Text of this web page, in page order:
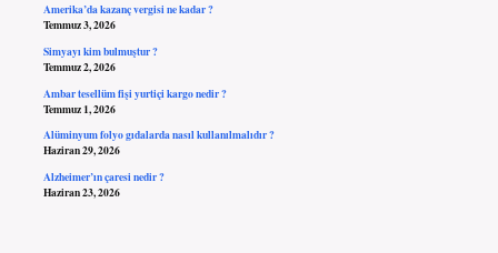
Amerika’da kazanç vergisi ne kadar ?
Temmuz 3, 2026
Simyayı kim bulmuştur ?
Temmuz 2, 2026
Ambar tesellüm fişi yurtiçi kargo nedir ?
Temmuz 1, 2026
Alüminyum folyo gıdalarda nasıl kullanılmalıdır ?
Haziran 29, 2026
Alzheimer’ın çaresi nedir ?
Haziran 23, 2026